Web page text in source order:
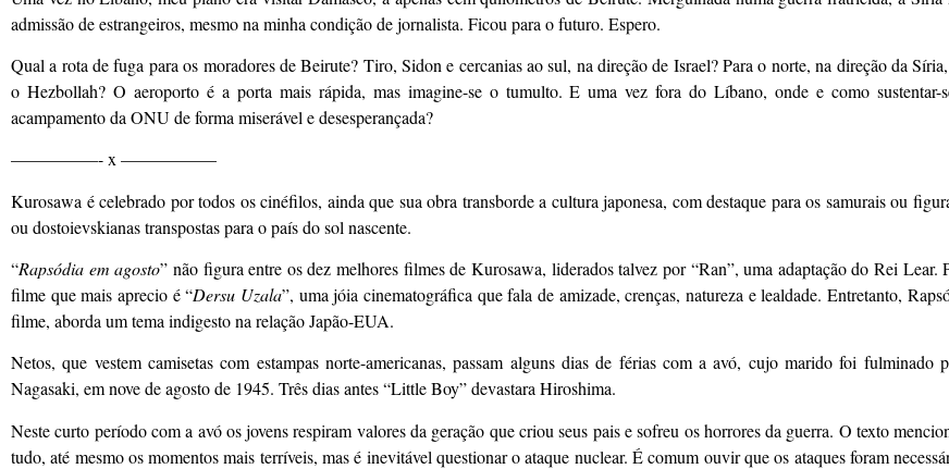
admissão de estrangeiros, mesmo na minha condição de jornalista. Ficou para o futuro. Espero.
Qual a rota de fuga para os moradores de Beirute? Tiro, Sidon e cercanias ao sul, na direção de Israel? Para o norte, na direção da
o Hezbollah? O aeroporto é a porta mais rápida, mas imagine-se o tumulto. E uma vez fora do Líbano, onde e como sustentar-
acampamento da ONU de forma miserável e desesperançada?
—————- x —————–
Kurosawa é celebrado por todos os cinéfilos, ainda que sua obra transborde a cultura japonesa, com destaque para os samurais ou
ou dostoievskianas transpostas para o país do sol nascente.
“Rapsódia em agosto” não figura entre os dez melhores filmes de Kurosawa, liderados talvez por “Ran”, uma adaptação do Rei Lear.
filme que mais aprecio é “Dersu Uzala”, uma jóia cinematográfica que fala de amizade, crenças, natureza e lealdade. Entretanto,
filme, aborda um tema indigesto na relação Japão-EUA.
Netos, que vestem camisetas com estampas norte-americanas, passam alguns dias de férias com a avó, cujo marido foi fulminado
Nagasaki, em nove de agosto de 1945. Três dias antes “Little Boy” devastara Hiroshima.
Neste curto período com a avó os jovens respiram valores da geração que criou seus pais e sofreu os horrores da guerra. O texto
tudo, até mesmo os momentos mais terríveis, mas é inevitável questionar o ataque nuclear. É comum ouvir que os ataques foram